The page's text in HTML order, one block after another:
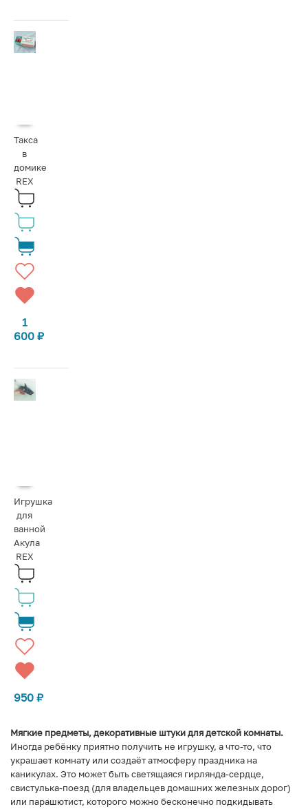
Такса
в
домике
REX
1
600 ₽
Игрушка
для
ванной
Акула
REX
950 ₽
Мягкие предметы, декоративные штуки для детской комнаты.
Иногда ребёнку приятно получить не игрушку, а что-то, что
украшает комнату или создаёт атмосферу праздника на
каникулах. Это может быть светящаяся гирлянда-сердце,
свистулька-поезд (для владельцев домашних железных дорог)
или парашютист, которого можно бесконечно подкидывать